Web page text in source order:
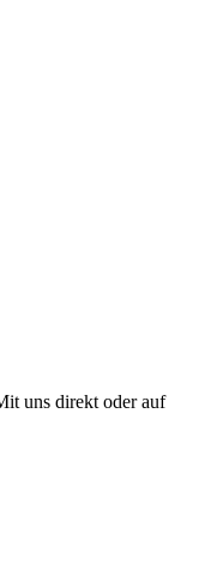
uns direkt oder auf